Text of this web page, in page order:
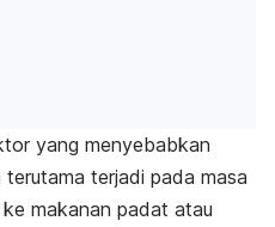
yang menyebabkan
terjadi pada masa
makanan padat atau